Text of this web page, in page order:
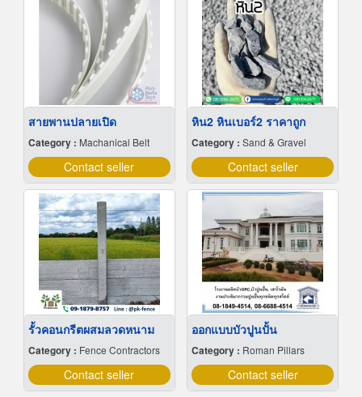
สายพานปลายเปิด
Category : Machanical Belt
Contact seller
หิน2 หินเบอร์2 ราคาถูก
Category : Sand & Gravel
Contact seller
รั้วคอนกรีตผสมลวดหนาม
Category : Fence Contractors
Contact seller
ออกแบบบัวปูนปั้น
Category : Roman Pillars
Contact seller